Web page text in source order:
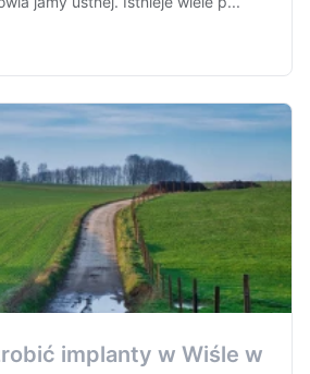
implanty w Wiśle w